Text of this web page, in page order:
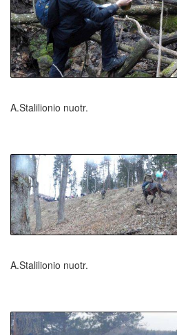
A.Stalilionio nuotr.
A.Stalilionio nuotr.